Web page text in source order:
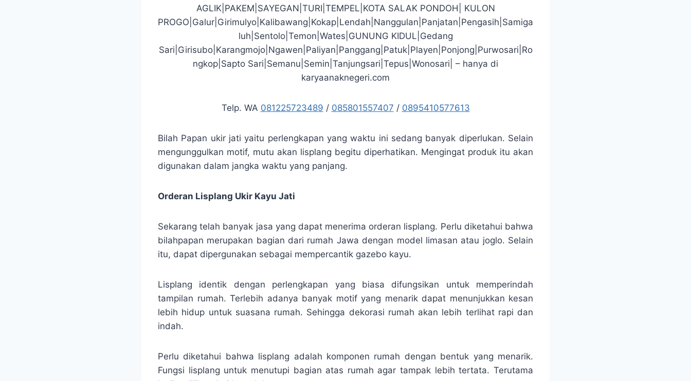
AGLIK|PAKEM|SAYEGAN|TURI|TEMPEL|KOTA SALAK PONDOH| KULON
PROGO|Galur|Girimulyo|Kalibawang|Kokap|Lendah|Nanggulan|Panjatan|Pengasih|Samiga
luh|Sentolo|Temon|Wates|GUNUNG KIDUL|Gedang
Sari|Girisubo|Karangmojo|Ngawen|Paliyan|Panggang|Patuk|Playen|Ponjong|Purwosari|Ro
ngkop|Sapto Sari|Semanu|Semin|Tanjungsari|Tepus|Wonosari| – hanya di
karyaanaknegeri.com
Telp. WA 081225723489 / 085801557407 / 0895410577613
Bilah Papan ukir jati yaitu perlengkapan yang waktu ini sedang banyak diperlukan. Selain
mengunggulkan motif, mutu akan lisplang begitu diperhatikan. Mengingat produk itu akan
digunakan dalam jangka waktu yang panjang.
Orderan Lisplang Ukir Kayu Jati
Sekarang telah banyak jasa yang dapat menerima orderan lisplang. Perlu diketahui bahwa
bilahpapan merupakan bagian dari rumah Jawa dengan model limasan atau joglo. Selain
itu, dapat dipergunakan sebagai mempercantik gazebo kayu.
Lisplang identik dengan perlengkapan yang biasa difungsikan untuk memperindah
tampilan rumah. Terlebih adanya banyak motif yang menarik dapat menunjukkan kesan
lebih hidup untuk suasana rumah. Sehingga dekorasi rumah akan lebih terlihat rapi dan
indah.
Perlu diketahui bahwa lisplang adalah komponen rumah dengan bentuk yang menarik.
Fungsi lisplang untuk menutupi bagian atas rumah agar tampak lebih tertata. Terutama